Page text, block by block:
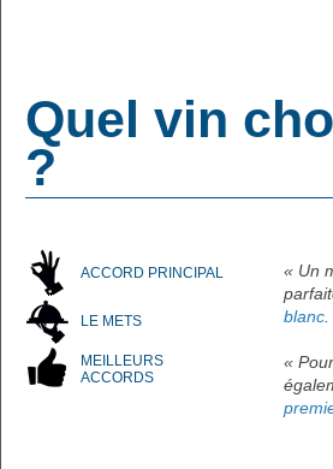
Quel vin
?
ACCORD PRINCIPAL
LE METS
MEILLEURS
ACCORDS
« Un
blanc.
«